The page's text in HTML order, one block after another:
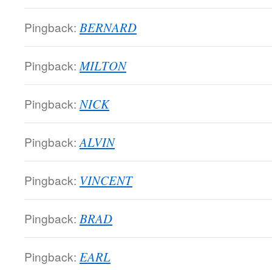
Pingback: BERNARD
Pingback: MILTON
Pingback: NICK
Pingback: ALVIN
Pingback: VINCENT
Pingback: BRAD
Pingback: EARL